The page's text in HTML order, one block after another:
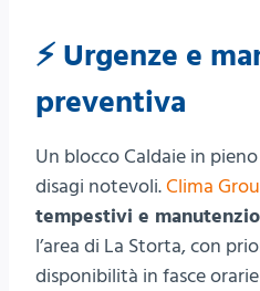
⚡ Urgenze e
preventiva
Un blocco Caldaie in
disagi notevoli.Clima
tempestivi e
l’area di La Storta, con
disponibilità in fasce